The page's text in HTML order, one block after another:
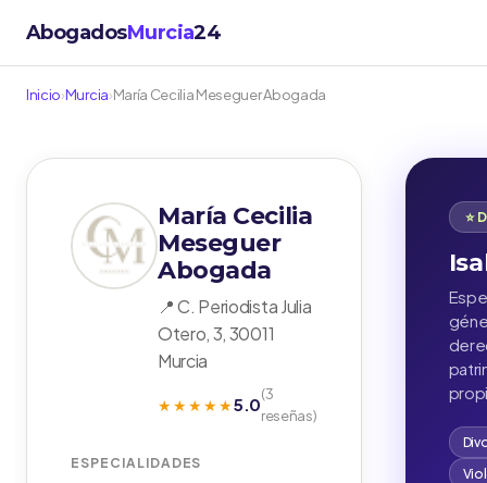
AbogadosMurcia24
Inicio›Murcia›María Cecilia Meseguer Abogada
María Cecilia
Meseguer
Abogada
📍 C. Periodista Julia
Otero, 3, 30011
Murcia
★★★★★5.0(3
reseñas)
ESPECIALIDADES
⭐